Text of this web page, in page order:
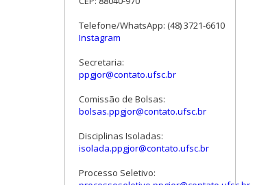
Telefone/WhatsApp: (48) 3721-6610
Instagram
Secretaria:
ppgjor@contato.ufsc.br
Comissão de Bolsas:
bolsas.ppgjor@contato.ufsc.br
Disciplinas Isoladas:
isolada.ppgjor@contato.ufsc.br
Processo Seletivo: